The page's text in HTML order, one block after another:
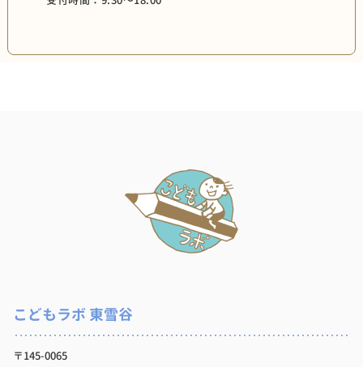
こどもラボ 東雪谷
〒145-0065